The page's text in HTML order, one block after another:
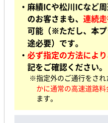
・麻績ICや松川ICなど
のお客さまも、 連続
可能（※ただし、本
途必要）です。
・ 必ず指定の方法により
記をご確認ください。
※指定外のご通行をされ
かに通常の高速道路
ます。